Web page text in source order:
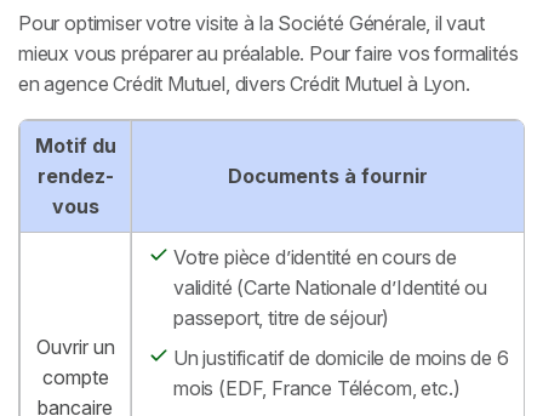
Pour optimiser votre visite à la Société Générale, il vaut
mieux vous préparer au préalable. Pour faire vos formalités
en agence Crédit Mutuel, divers Crédit Mutuel à Lyon.
Motif du
rendez-
vous
Documents à fournir
Ouvrir un
compte
bancaire
Votre pièce d’identité en cours de
validité (Carte Nationale d’Identité ou
passeport, titre de séjour)
Un justificatif de domicile de moins de 6
mois (EDF, France Télécom, etc.)